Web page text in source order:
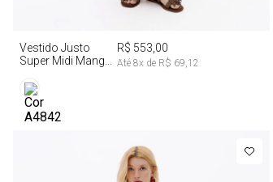
Vestido Justo
Super Midi Manga
R$ 553,00
Até 8x de R$ 69,12